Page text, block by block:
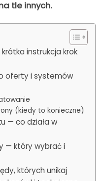
tle innych.
instrukcja krok
oferty i systemów
(kiedy to konieczne)
— co działa w
— który wybrać i
których unikaj